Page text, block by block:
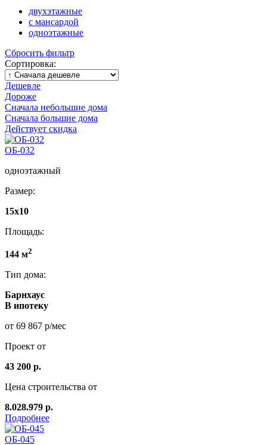
двухэтажные
с мансардой
одноэтажные
Сбросить фильтр
Сортировка:
Дешевле
Дороже
Сначала небольшие дома
Сначала большие дома
Действует скидка
ОБ-032
одноэтажный
Размер:
15x10
Площадь:
144 м2
Тип дома:
Барнхаус
В ипотеку
от 69 867 р/мес
Проект от
43 200 р.
Цена строительства от
8.028.979 р.
Подробнее
ОБ-045